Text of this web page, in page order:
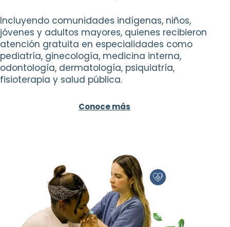
Incluyendo comunidades indígenas, niños,
jóvenes y adultos mayores, quienes recibieron
atención gratuita en especialidades como
pediatría, ginecología, medicina interna,
odontología, dermatología, psiquiatría,
fisioterapia y salud pública.
Conoce más